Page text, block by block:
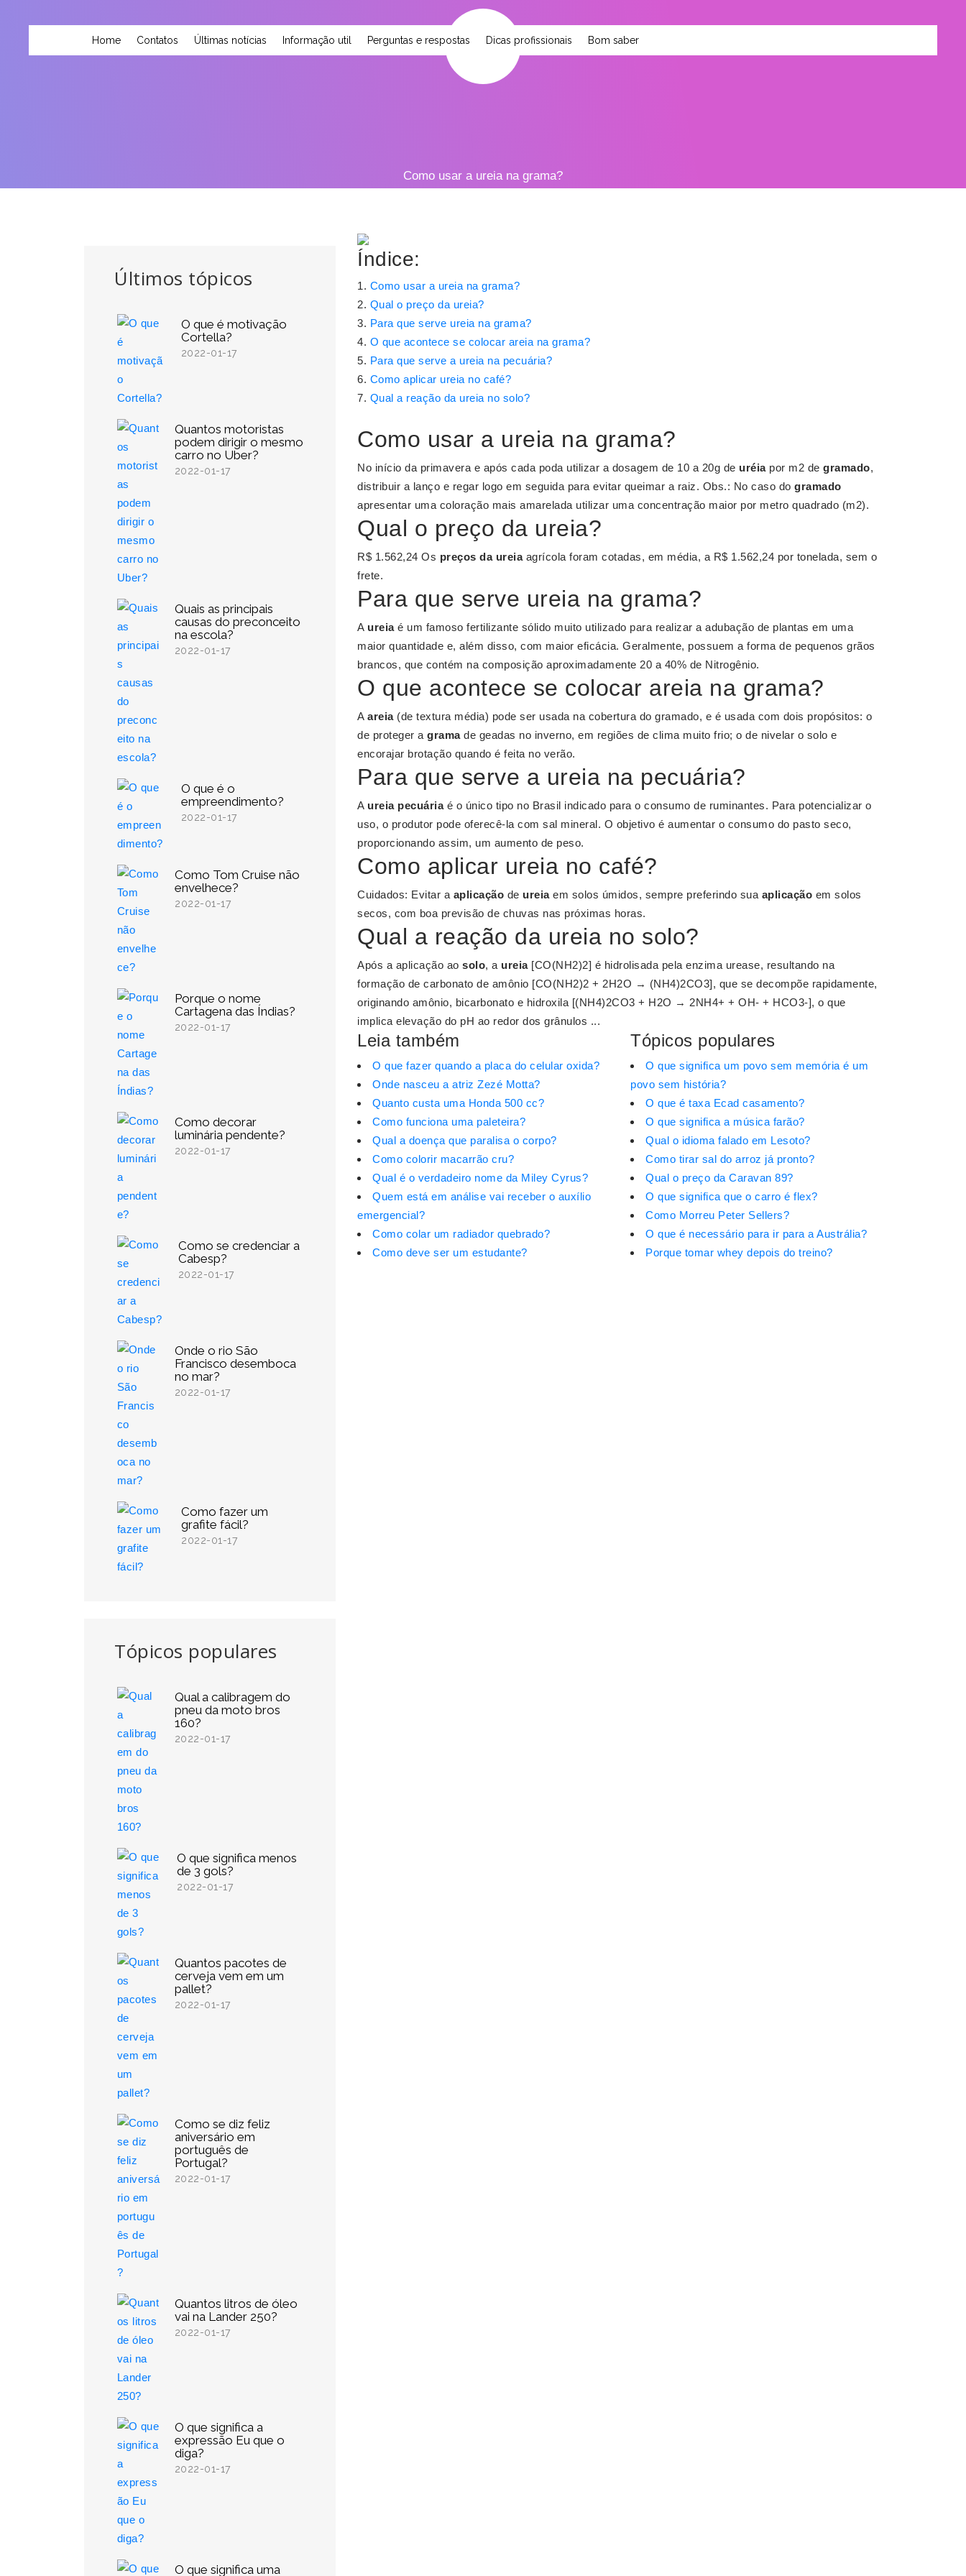
Home Contatos Últimas notícias Informação util Perguntas e respostas Dicas profissionais Bom saber
Como usar a ureia na grama?
Últimos tópicos
O que é motivação
Cortella?
2022-01-17
Quantos motoristas
podem dirigir o mesmo
carro no Uber?
2022-01-17
Quais as principais
causas do preconceito
na escola?
2022-01-17
O que é o
empreendimento?
2022-01-17
Como Tom Cruise não
envelhece?
2022-01-17
Porque o nome
Cartagena das Índias?
2022-01-17
Como decorar
luminária pendente?
2022-01-17
Como se credenciar a
Cabesp?
2022-01-17
Onde o rio São
Francisco desemboca
no mar?
2022-01-17
Como fazer um
grafite fácil?
2022-01-17
Tópicos populares
Qual a calibragem do
pneu da moto bros
160?
2022-01-17
O que significa menos
de 3 gols?
2022-01-17
Quantos pacotes de
cerveja vem em um
pallet?
2022-01-17
Como se diz feliz
aniversário em
português de
Portugal?
2022-01-17
Quantos litros de óleo
vai na Lander 250?
2022-01-17
O que significa a
expressão Eu que o
diga?
2022-01-17
O que significa uma
Índice:
Como usar a ureia na grama?
Qual o preço da ureia?
Para que serve ureia na grama?
O que acontece se colocar areia na grama?
Para que serve a ureia na pecuária?
Como aplicar ureia no café?
Qual a reação da ureia no solo?
Como usar a ureia na grama?
No início da primavera e após cada poda utilizar a dosagem de 10 a 20g de uréiapor m2 de gramado,
distribuir a lanço e regar logo em seguida para evitar queimar a raiz. Obs.: No caso do gramado
apresentar uma coloração mais amarelada utilizar uma concentração maior por metro quadrado (m2).
Qual o preço da ureia?
R$ 1.562,24 Os preços da ureiaagrícola foram cotadas, em média, a R$ 1.562,24 por tonelada, sem o
frete.
Para que serve ureia na grama?
A ureiaé um famoso fertilizante sólido muito utilizado para realizar a adubação de plantas em uma
maior quantidade e, além disso, com maior eficácia. Geralmente, possuem a forma de pequenos grãos
brancos, que contém na composição aproximadamente 20 a 40% de Nitrogênio.
O que acontece se colocar areia na grama?
A areia(de textura média) pode ser usada na cobertura do gramado, e é usada com dois propósitos: o
de proteger a gramade geadas no inverno, em regiões de clima muito frio; o de nivelar o solo e
encorajar brotação quando é feita no verão.
Para que serve a ureia na pecuária?
A ureia pecuáriaé o único tipo no Brasil indicado para o consumo de ruminantes. Para potencializar o
uso, o produtor pode oferecê-la com sal mineral. O objetivo é aumentar o consumo do pasto seco,
proporcionando assim, um aumento de peso.
Como aplicar ureia no café?
Cuidados: Evitar a aplicação de ureiaem solos úmidos, sempre preferindo sua aplicação em solos
secos, com boa previsão de chuvas nas próximas horas.
Qual a reação da ureia no solo?
Após a aplicação ao solo, a ureia[CO(NH2)2] é hidrolisada pela enzima urease, resultando na
formação de carbonato de amônio [CO(NH2)2 + 2H2O → (NH4)2CO3], que se decompõe rapidamente,
originando amônio, bicarbonato e hidroxila [(NH4)2CO3 + H2O → 2NH4+ + OH- + HCO3-], o que
implica elevação do pH ao redor dos grânulos ...
Leia também
O que fazer quando a placa do celular oxida?
Onde nasceu a atriz Zezé Motta?
Quanto custa uma Honda 500 cc?
Como funciona uma paleteira?
Qual a doença que paralisa o corpo?
Como colorir macarrão cru?
Qual é o verdadeiro nome da Miley Cyrus?
Quem está em análise vai receber o auxílio
emergencial?
Como colar um radiador quebrado?
Como deve ser um estudante?
Tópicos populares
O que significa um povo sem memória é um
povo sem história?
O que é taxa Ecad casamento?
O que significa a música farão?
Qual o idioma falado em Lesoto?
Como tirar sal do arroz já pronto?
Qual o preço da Caravan 89?
O que significa que o carro é flex?
Como Morreu Peter Sellers?
O que é necessário para ir para a Austrália?
Porque tomar whey depois do treino?